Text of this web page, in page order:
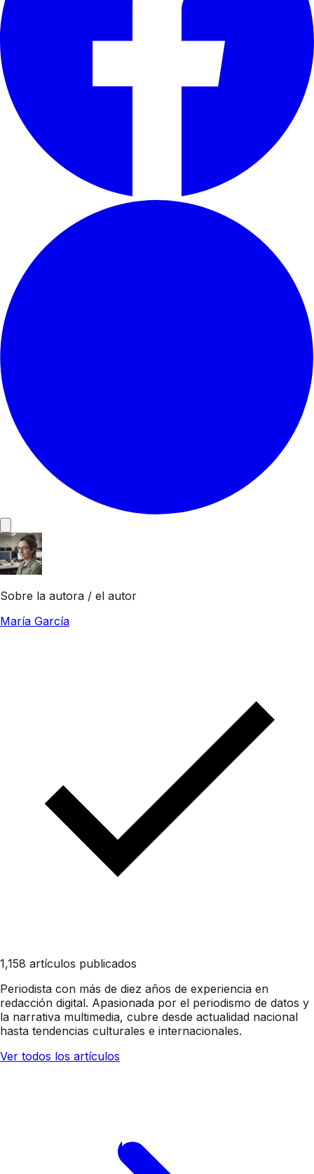
Sobre la autora / el autor
María García
1,158 artículos publicados
Periodista con más de diez años de experiencia en
redacción digital. Apasionada por el periodismo de datos y
la narrativa multimedia, cubre desde actualidad nacional
hasta tendencias culturales e internacionales.
Ver todos los artículos